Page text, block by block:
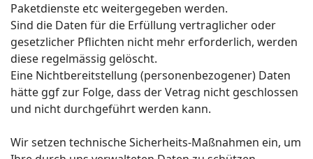
Paketdienste etc weitergegeben werden.
Sind die Daten für die Erfüllung vertraglicher oder
gesetzlicher Pflichten nicht mehr erforderlich, werden
diese regelmässig gelöscht.
Eine Nichtbereitstellung (personenbezogener) Daten
hätte ggf zur Folge, dass der Vetrag nicht geschlossen
und nicht durchgeführt werden kann.
Wir setzen technische Sicherheits-Maßnahmen ein, um